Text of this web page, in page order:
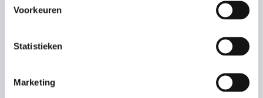
Voorkeuren
Statistieken
Marketing
Eventueel Reanimatie bij kinderen
Dreigende verstikking bij volwassenen 12jr+